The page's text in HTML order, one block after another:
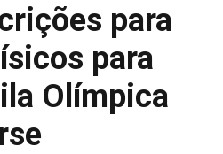
para
para
Olímpica